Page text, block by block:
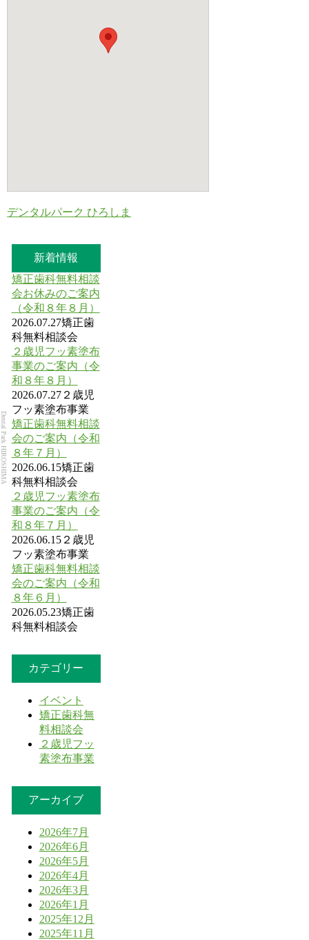
Dental Park HIROSHIMA
デンタルパーク ひろしま
新着情報
矯正歯科無料相談
会お休みのご案内
（令和８年８月）
2026.07.27矯正歯
科無料相談会
２歳児フッ素塗布
事業のご案内（令
和８年８月）
2026.07.27２歳児
フッ素塗布事業
矯正歯科無料相談
会のご案内（令和
８年７月）
2026.06.15矯正歯
科無料相談会
２歳児フッ素塗布
事業のご案内（令
和８年７月）
2026.06.15２歳児
フッ素塗布事業
矯正歯科無料相談
会のご案内（令和
８年６月）
2026.05.23矯正歯
科無料相談会
カテゴリー
イベント
矯正歯科無
料相談会
２歳児フッ
素塗布事業
アーカイブ
2026年7月
2026年6月
2026年5月
2026年4月
2026年3月
2026年1月
2025年12月
2025年11月